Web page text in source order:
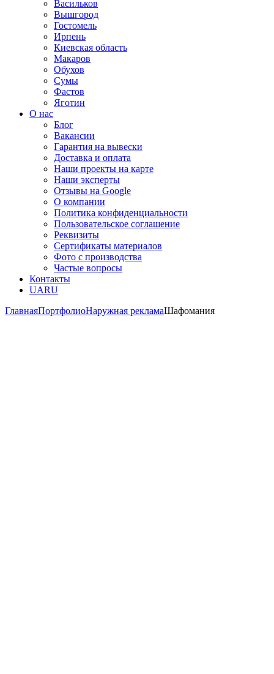
Васильков
Вышгород
Гостомель
Ирпень
Киевская область
Макаров
Обухов
Сумы
Фастов
Яготин
О нас
Блог
Вакансии
Гарантия на вывески
Доставка и оплата
Наши проекты на карте
Наши эксперты
Отзывы на Google
О компании
Политика конфиденциальности
Пользовательское соглашение
Реквизиты
Сертификаты материалов
Фото с производства
Частые вопросы
Контакты
UARU
ГлавнаяПортфолиоНаружная рекламаШафомания